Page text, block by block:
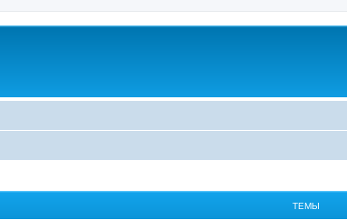
ТЕМЫ